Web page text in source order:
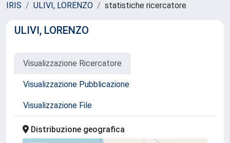
IRIS ULIVI, LORENZO statistiche ricercatore
ULIVI, LORENZO
Visualizzazione Ricercatore
Visualizzazione Pubblicazione
Visualizzazione File
Distribuzione geografica